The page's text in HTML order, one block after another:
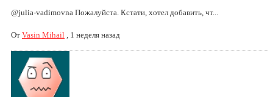
@julia-vadimovna Пожалуйста. Кстати, хотел добавить, чт...
От Vasin Mihail , 1 неделя назад